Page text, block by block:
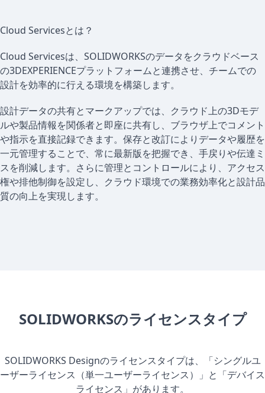
Cloud Servicesとは？
Cloud Servicesは、SOLIDWORKSのデータをクラウドベース
の3DEXPERIENCEプラットフォームと連携させ、チームでの
設計を効率的に行える環境を構築します。
設計データの共有とマークアップでは、クラウド上の3Dモデ
ルや製品情報を関係者と即座に共有し、ブラウザ上でコメント
や指示を直接記録できます。保存と改訂によりデータや履歴を
一元管理することで、常に最新版を把握でき、手戻りや伝達ミ
スを削減します。さらに管理とコントロールにより、アクセス
権や排他制御を設定し、クラウド環境での業務効率化と設計品
質の向上を実現します。
SOLIDWORKSのライセンスタイプ
SOLIDWORKS Designのライセンスタイプは、「シングルユ
ーザーライセンス（単一ユーザーライセンス）」と「デバイス
ライセンス」があります。